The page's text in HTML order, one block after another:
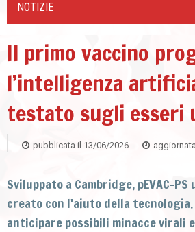
NOTIZIE
Il primo vaccino
l’intelligenza
testato sugli esseri
pubblicata il 13/06/2026
Sviluppato a Cambridge, pEVAC-
creato con l'aiuto della
anticipare possibili minacce virali